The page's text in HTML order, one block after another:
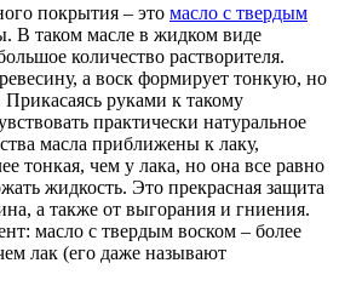
покрытия – это масло с твердым
В таком масле в жидком виде
количество растворителя.
а воск формирует тонкую, но
руками к такому
практически натуральное
масла приближены к лаку,
тонкая, чем у лака, но она все равно
жидкость. Это прекрасная защита
а также от выгорания и гниения.
масло с твердым воском – более
лак (его даже называют